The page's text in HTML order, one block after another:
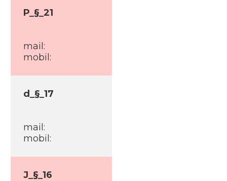
P_§_21
mail:
mobil:
d_§_17
mail:
mobil:
J_§_16